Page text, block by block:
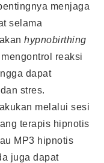
menjaga
selama
hypnobirthing
reaksi
dapat
stres.
melalui sesi
terapis hipnotis
MP3 hipnotis
juga dapat